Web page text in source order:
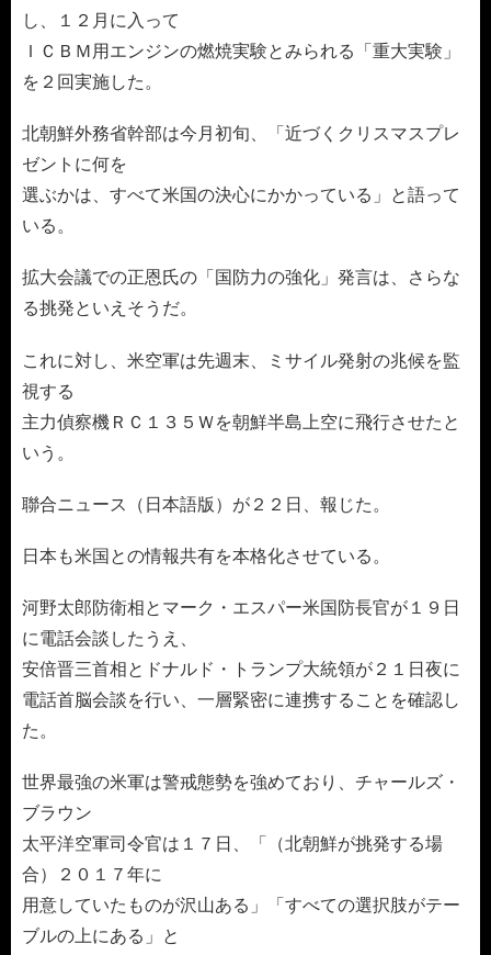
し、１２月に入って
ＩＣＢＭ用エンジンの燃焼実験とみられる「重大実験」
を２回実施した。
北朝鮮外務省幹部は今月初旬、「近づくクリスマスプレ
ゼントに何を
選ぶかは、すべて米国の決心にかかっている」と語って
いる。
拡大会議での正恩氏の「国防力の強化」発言は、さらな
る挑発といえそうだ。
これに対し、米空軍は先週末、ミサイル発射の兆候を監
視する
主力偵察機ＲＣ１３５Ｗを朝鮮半島上空に飛行させたと
いう。
聯合ニュース（日本語版）が２２日、報じた。
日本も米国との情報共有を本格化させている。
河野太郎防衛相とマーク・エスパー米国防長官が１９日
に電話会談したうえ、
安倍晋三首相とドナルド・トランプ大統領が２１日夜に
電話首脳会談を行い、一層緊密に連携することを確認し
た。
世界最強の米軍は警戒態勢を強めており、チャールズ・
ブラウン
太平洋空軍司令官は１７日、「（北朝鮮が挑発する場
合）２０１７年に
用意していたものが沢山ある」「すべての選択肢がテー
ブルの上にある」と